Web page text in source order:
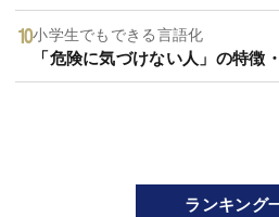
小学生でもできる言語化
「危険に気づけない人」の特徴
ランキング